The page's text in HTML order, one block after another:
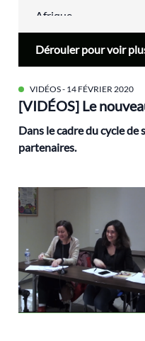
VIDÉOS- 14 FÉVRIER 2020
[VIDÉOS] Le
Dans le cadre du cycle de
partenaires.
Afrique
Alain Lipietz
Alimentation
Alsace
alternatives
aménagement du
Anthropocène
Antoine Waechter
Archives
audiovisuel
Biodiversité
biorégion
Dérouler pour voir